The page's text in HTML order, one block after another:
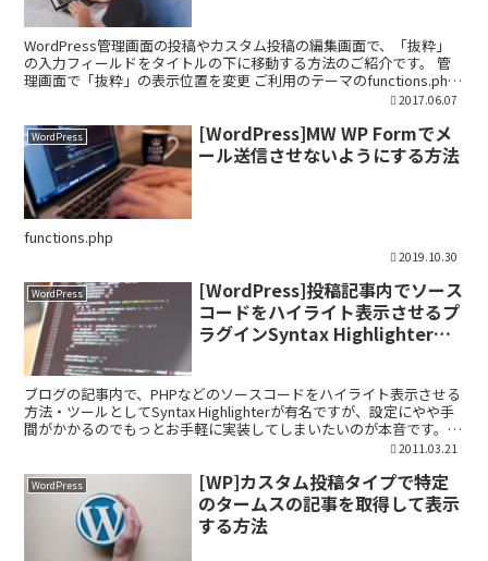
WordPress管理画面の投稿やカスタム投稿の編集画面で、「抜粋」
の入力フィールドをタイトルの下に移動する方法のご紹介です。 管
理画面で「抜粋」の表示位置を変更 ご利用のテーマのfunctions.php
2017.06.07
WordPress
[WordPress]MW WP Formでメ
ール送信させないようにする方法
functions.php
2019.10.30
WordPress
[WordPress]投稿記事内でソース
コードをハイライト表示させるプ
ラグインSyntax Highlighterの
ブログの記事内で、PHPなどのソースコードをハイライト表示させる
方法・ツールとしてSyntax Highlighterが有名ですが、設定にやや手
間がかかるのでもっとお手軽に実装してしまいたいのが本音です。
2011.03.21
WordPress
[WP]カスタム投稿タイプで特定
のタームスの記事を取得して表示
する方法